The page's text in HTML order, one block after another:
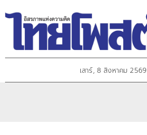
เสาร์, 8 สิงหาคม 2569